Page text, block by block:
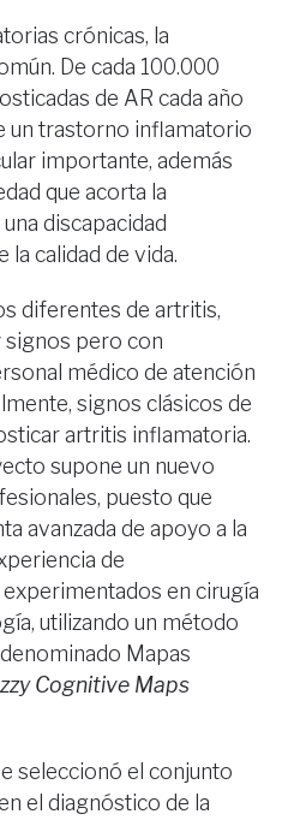
crónicas, la
De cada 100.000
de AR cada año
un trastorno inflamatorio
importante, además
que acorta la
discapacidad
la calidad de vida.
diferentes de artritis,
signos pero con
médico de atención
signos clásicos de
artritis inflamatoria.
supone un nuevo
puesto que
avanzada de apoyo a la
de
en cirugía
utilizando un método
Mapas
Cognitive Maps
seleccionó el conjunto
el diagnóstico de la